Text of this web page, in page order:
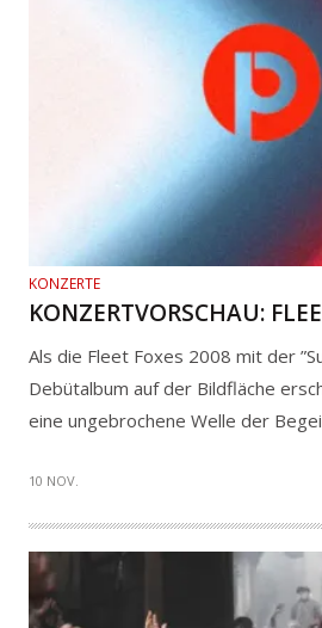
KONZERTE
KONZERTVORSCHAU:
Als die Fleet Foxes 2008 mit der
Debütalbum auf der Bildfläche
eine ungebrochene Welle der
10 NOV.